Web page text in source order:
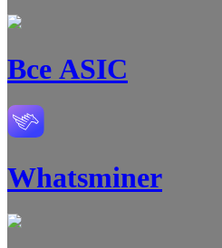
Все ASIC
Whatsminer